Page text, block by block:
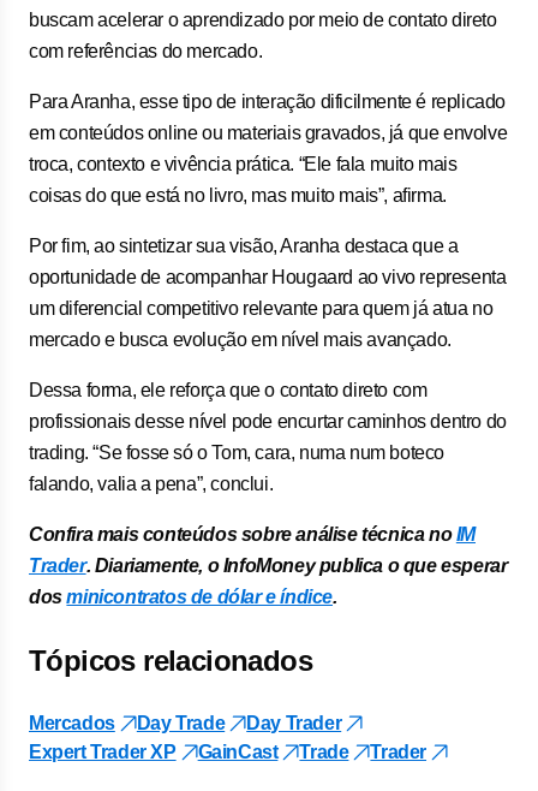
buscam acelerar o aprendizado por meio de contato direto
com referências do mercado.
Para Aranha, esse tipo de interação dificilmente é replicado
em conteúdos online ou materiais gravados, já que envolve
troca, contexto e vivência prática. “Ele fala muito mais
coisas do que está no livro, mas muito mais”, afirma.
Por fim, ao sintetizar sua visão, Aranha destaca que a
oportunidade de acompanhar Hougaard ao vivo representa
um diferencial competitivo relevante para quem já atua no
mercado e busca evolução em nível mais avançado.
Dessa forma, ele reforça que o contato direto com
profissionais desse nível pode encurtar caminhos dentro do
trading. “Se fosse só o Tom, cara, numa num boteco
falando, valia a pena”, conclui.
Confira mais conteúdos sobre análise técnica noIM
Trader. Diariamente, o InfoMoney publica o que esperar
dosminicontratos de dólar e índice.
Tópicos relacionados
Mercados Day Trade
Day Trader
Expert Trader XP
GainCast Trade Trader